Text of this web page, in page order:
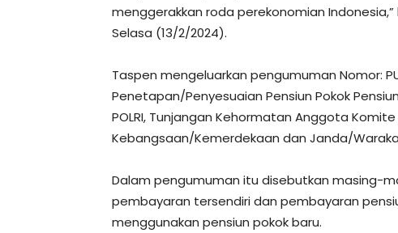
menggerakkan roda perekonomian
Selasa (13/2/2024).
Taspen mengeluarkan pengumuman Nomor:
Penetapan/Penyesuaian Pensiun Pokok
POLRI, Tunjangan Kehormatan Anggota
Kebangsaan/Kemerdekaan dan Janda/
Dalam pengumuman itu disebutkan masing-
pembayaran tersendiri dan pembayaran
menggunakan pensiun pokok baru.